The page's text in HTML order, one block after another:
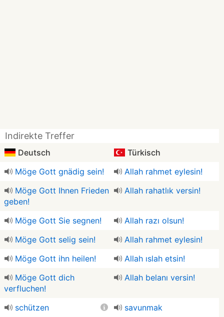
Indirekte Treffer
Deutsch
Türkisch
Möge Gott gnädig sein!
Allah rahmet eylesin!
Möge Gott Ihnen Frieden
geben!
Allah rahatlık versin!
Möge Gott Sie segnen!
Allah razı olsun!
Möge Gott selig sein!
Allah rahmet eylesin!
Möge Gott ihn heilen!
Allah ıslah etsin!
Möge Gott dich
verfluchen!
Allah belanı versin!
schützen
savunmak